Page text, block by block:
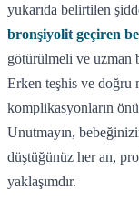
yukarıda belirtilen
bronşiyolit geçiren
götürülmeli ve uzman
Erken teşhis ve doğru
komplikasyonların
Unutmayın,
düştüğünüz her an,
yaklaşımdır.